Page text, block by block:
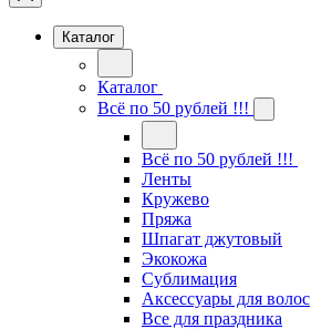
Каталог
Каталог
Всё по 50 рублей !!!
Всё по 50 рублей !!!
Ленты
Кружево
Пряжа
Шпагат джутовый
Экокожа
Сублимация
Аксессуары для волос
Все для праздника